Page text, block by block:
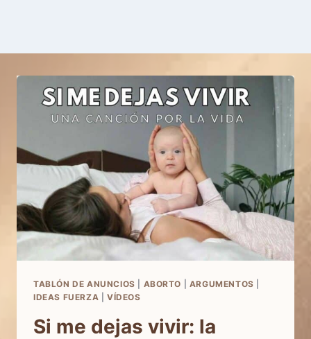
TABLÓN DE ANUNCIOS ABORTO ARGUMENTOS
IDEAS FUERZA
VÍDEOS
Si me dejas vivir: la